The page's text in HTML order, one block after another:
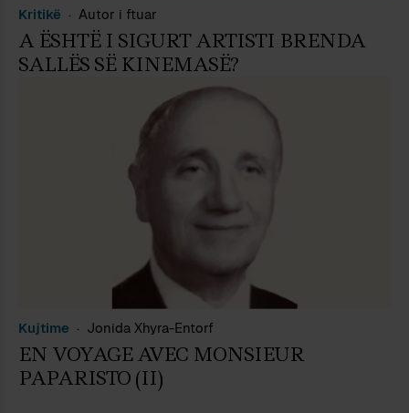
Kritikë Autor i ftuar
A ËSHTË I SIGURT ARTISTI BRENDA
SALLËS SË KINEMASË?
Kujtime Jonida Xhyra-Entorf
EN VOYAGE AVEC MONSIEUR
PAPARISTO (II)